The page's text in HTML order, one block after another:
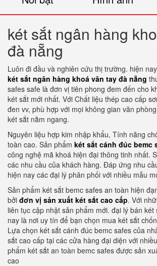
két sắt ngân hàng
đà nẵng
Luôn đi đầu và nghiên cứu thị trường. hiện
két sắt ngân hàng khoá vân tay đà nẵng
safes safe là đơn vị tiên phong đem đến cho
két sắt mới nhất. Với Chất liệu thép cao cấp
đen vv, phù hợp với mọi không gian văn
két sắt nằm ngang.
Nguyên liệu hợp kim nhập khẩu, Tính năng
toàn cao. Sản phẩm két sắt cánh đúc bemc
công nghệ mã khoá hiện đại thông tinh nhất.
các nhu cầu của khách hàng. Đáp ứng nhu
hiện nay các đại lý phân phối với nhiều mẫu
Sản phẩm két sắt bemc safes an toàn hiện
bởi đơn vị sản xuất két sắt cao cấp. Với
liên tục cập nhật sản phẩm mới. đại lý bán két
nay là nơi uy tín để bạn chọn mua két sắt
Lựa chọn két sắt cánh đúc bemc safes của
sắt cao cấp tại các cửa hàng đại diện với
phẩm két sắt an toàn bemc safes được sản
cao